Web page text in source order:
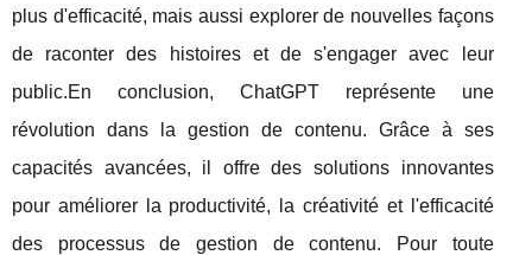
plus d'efficacité, mais aussi explorer de nouvelles façons
de raconter des histoires et de s'engager avec leur
public.En conclusion, ChatGPT représente une
révolution dans la gestion de contenu. Grâce à ses
capacités avancées, il offre des solutions innovantes
pour améliorer la productivité, la créativité et l'efficacité
des processus de gestion de contenu. Pour toute